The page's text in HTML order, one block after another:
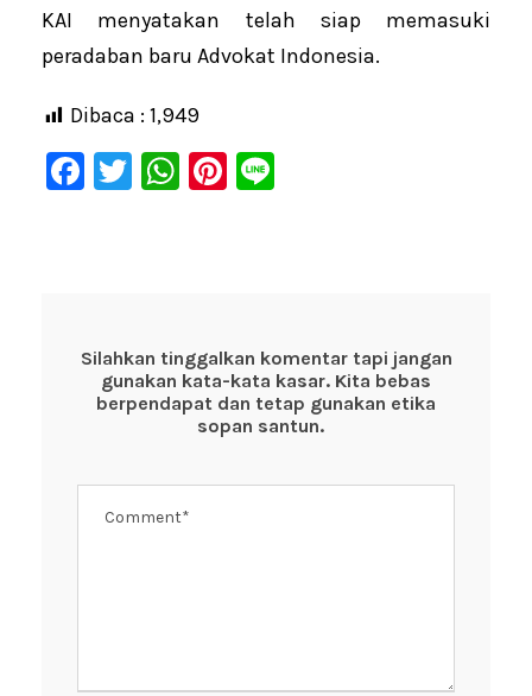
KAI menyatakan telah siap memasuki
peradaban baru Advokat Indonesia.
Dibaca : 1,949
F
o
o
T
W
p
p
Pi
Silahkan tinggalkan komentar tapi jangan
gunakan kata-kata kasar. Kita bebas
berpendapat dan tetap gunakan etika
sopan santun.